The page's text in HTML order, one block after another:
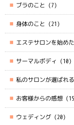
ブラのこと (7)
身体のこと (21)
エステサロンを始め
サーマルボディ (10)
私のサロンが選ばれ
お客様からの感想
ウェディング (20)